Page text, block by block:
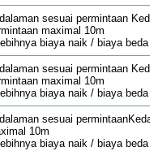
sesuai permintaan
maximal 10m
biaya naik / biaya beda
sesuai permintaan
maximal 10m
biaya naik / biaya beda
sesuai
10m
biaya naik / biaya beda